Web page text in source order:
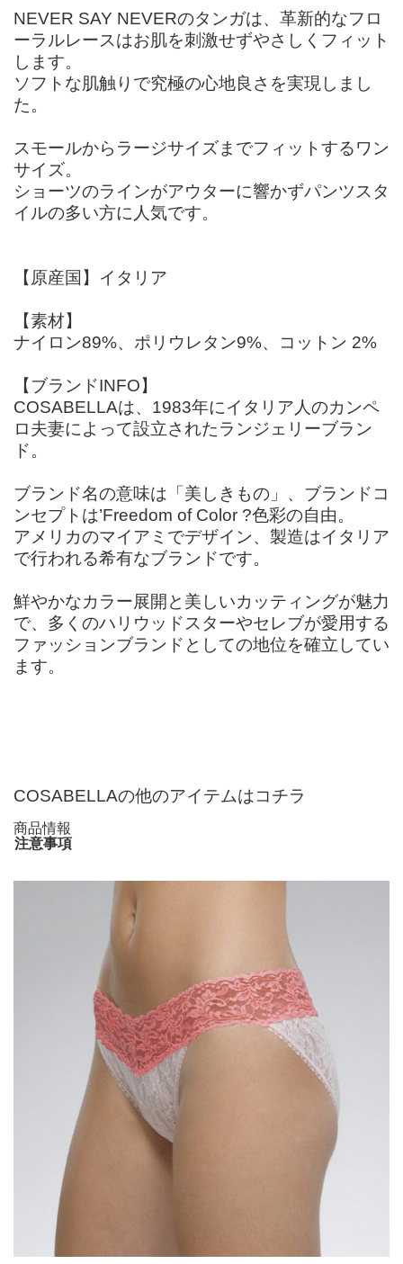
NEVER SAY NEVERのタンガは、革新的なフロ
ーラルレースはお肌を刺激せずやさしくフィット
します。
ソフトな肌触りで究極の心地良さを実現しまし
た。
スモールからラージサイズまでフィットするワン
サイズ。
ショーツのラインがアウターに響かずパンツスタ
イルの多い方に人気です。
【原産国】イタリア
【素材】
ナイロン89%、ポリウレタン9%、コットン 2%
【ブランドINFO】
COSABELLAは、1983年にイタリア人のカンペ
ロ夫妻によって設立されたランジェリーブラン
ド。
ブランド名の意味は「美しきもの」、ブランドコ
ンセプトは’Freedom of Color ?色彩の自由。
アメリカのマイアミでデザイン、製造はイタリア
で行われる希有なブランドです。
鮮やかなカラー展開と美しいカッティングが魅力
で、多くのハリウッドスターやセレブが愛用する
ファッションブランドとしての地位を確立してい
ます。
COSABELLAの他のアイテムはコチラ
商品情報
注意事項